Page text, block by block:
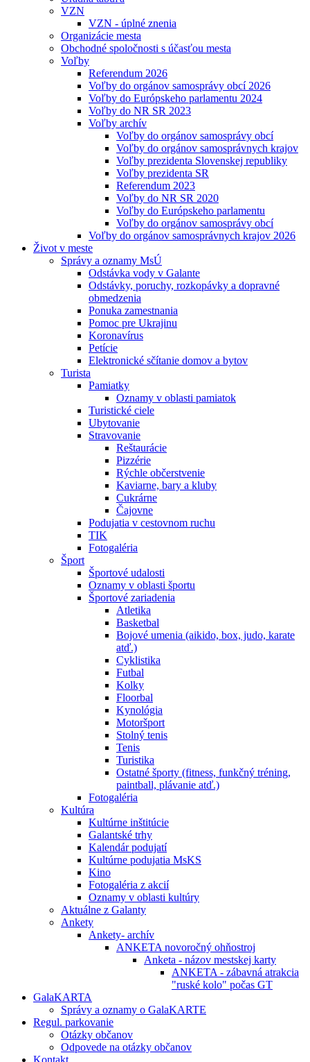
VZN
VZN - úplné znenia
Organizácie mesta
Obchodné spoločnosti s účasťou mesta
Voľby
Referendum 2026
Voľby do orgánov samosprávy obcí 2026
Voľby do Európskeho parlamentu 2024
Voľby do NR SR 2023
Voľby archív
Voľby do orgánov samosprávy obcí
Voľby do orgánov samosprávnych krajov
Voľby prezidenta Slovenskej republiky
Voľby prezidenta SR
Referendum 2023
Voľby do NR SR 2020
Voľby do Európskeho parlamentu
Voľby do orgánov samosprávy obcí
Voľby do orgánov samosprávnych krajov 2026
Život v meste
Správy a oznamy MsÚ
Odstávka vody v Galante
Odstávky, poruchy, rozkopávky a dopravné
obmedzenia
Ponuka zamestnania
Pomoc pre Ukrajinu
Koronavírus
Petície
Elektronické sčítanie domov a bytov
Turista
Pamiatky
Oznamy v oblasti pamiatok
Turistické ciele
Ubytovanie
Stravovanie
Reštaurácie
Pizzérie
Rýchle občerstvenie
Kaviarne, bary a kluby
Cukrárne
Čajovne
Podujatia v cestovnom ruchu
TIK
Fotogaléria
Šport
Športové udalosti
Oznamy v oblasti športu
Športové zariadenia
Atletika
Basketbal
Bojové umenia (aikido, box, judo, karate
atď.)
Cyklistika
Futbal
Kolky
Floorbal
Kynológia
Motoršport
Stolný tenis
Tenis
Turistika
Ostatné športy (fitness, funkčný tréning,
paintball, plávanie atď.)
Fotogaléria
Kultúra
Kultúrne inštitúcie
Galantské trhy
Kalendár podujatí
Kultúrne podujatia MsKS
Kino
Fotogaléria z akcií
Oznamy v oblasti kultúry
Aktuálne z Galanty
Ankety
Ankety- archív
ANKETA novoročný ohňostroj
Anketa - názov mestskej karty
ANKETA - zábavná atrakcia
"ruské kolo" počas GT
GalaKARTA
Správy a oznamy o GalaKARTE
Regul. parkovanie
Otázky občanov
Odpovede na otázky občanov
Kontakt